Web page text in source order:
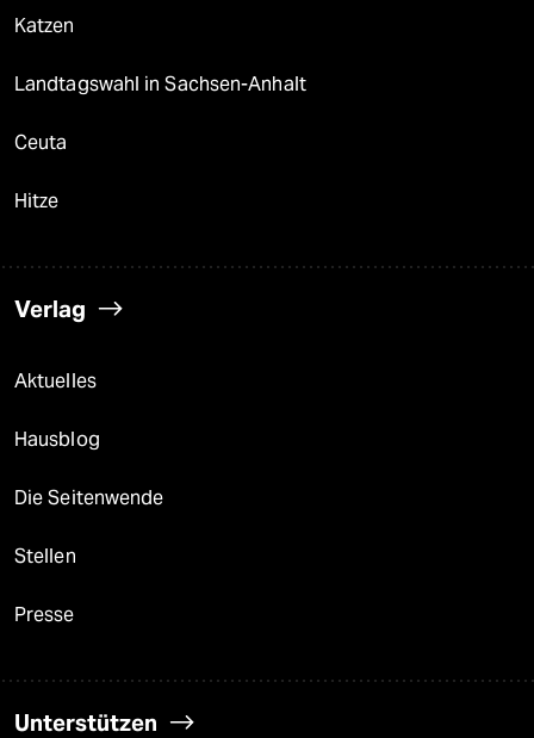
Katzen
Landtagswahl in Sachsen-Anhalt
Ceuta
Hitze
Verlag
Aktuelles
Hausblog
Die Seitenwende
Stellen
Presse
Unterstützen